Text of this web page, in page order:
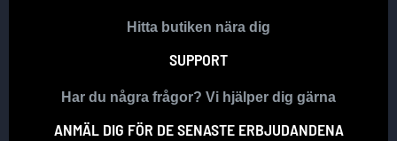
Hitta butiken nära dig
SUPPORT
Har du några frågor? Vi hjälper dig gärna
ANMÄL DIG FÖR DE SENASTE ERBJUDANDENA